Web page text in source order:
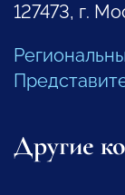
127473, г.
Другие